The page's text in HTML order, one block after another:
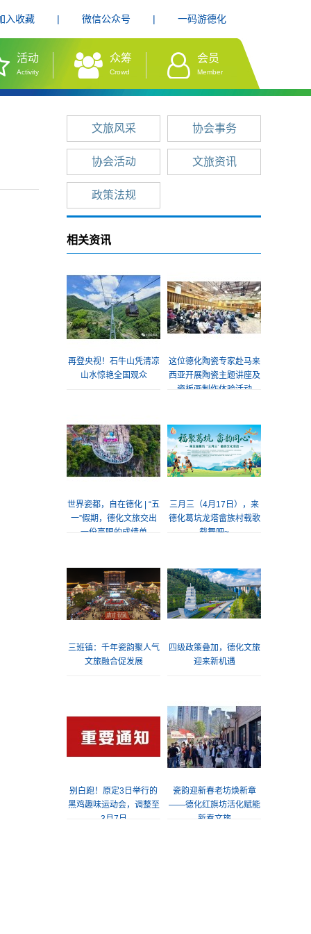
入收藏 | 微信公众号 | 一码游德化
活动
Activity
众筹
Crowd
会员
Member
文旅风采 协会事务
协会活动 文旅资讯
政策法规
相关资讯
再登央视！石牛山凭清凉
山水惊艳全国观众
这位德化陶瓷专家赴马来
西亚开展陶瓷主题讲座及
瓷板画制作体验活动
世界瓷都，自在德化 | “五
一”假期，德化文旅交出
一份亮眼的成绩单
三月三（4月17日），来
德化葛坑龙塔畲族村载歌
载舞吧~
三班镇：千年瓷韵聚人气
文旅融合促发展
四级政策叠加，德化文旅
迎来新机遇
别白跑！原定3日举行的
黑鸡趣味运动会，调整至
3月7日
瓷韵迎新春老坊焕新章
——德化红旗坊活化赋能
新春文旅